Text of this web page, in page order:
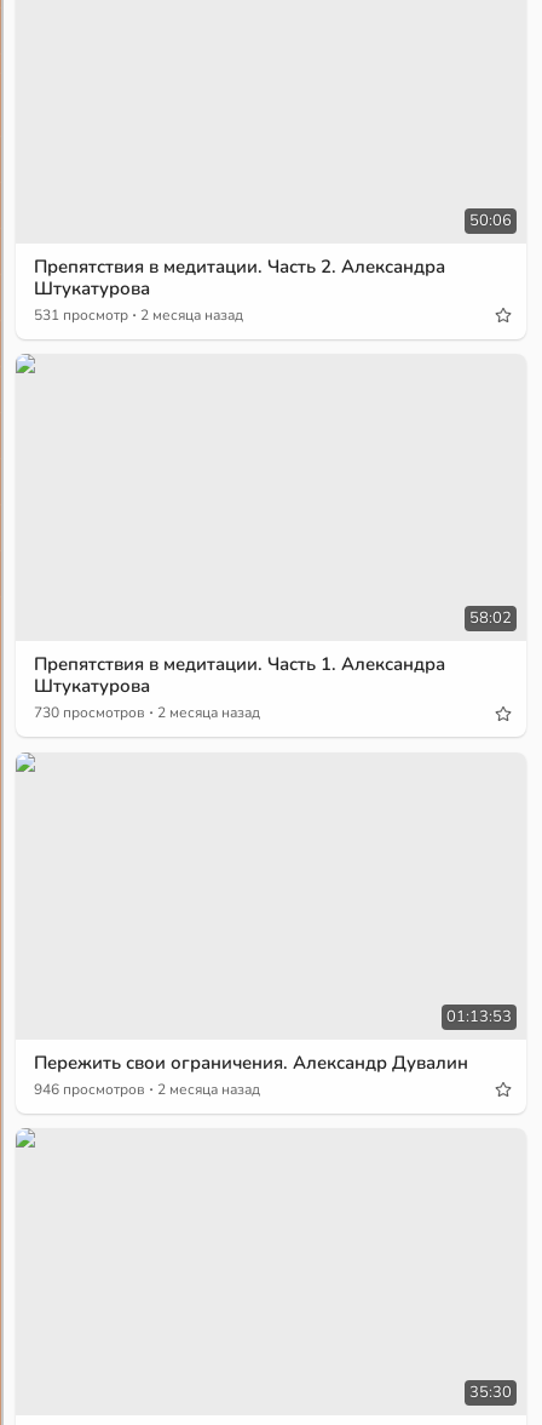
50:06
Препятствия в медитации. Часть 2. Александра
Штукатурова
531 просмотр · 2 месяца назад
58:02
Препятствия в медитации. Часть 1. Александра
Штукатурова
730 просмотров · 2 месяца назад
01:13:53
Пережить свои ограничения. Александр Дувалин
946 просмотров · 2 месяца назад
35:30